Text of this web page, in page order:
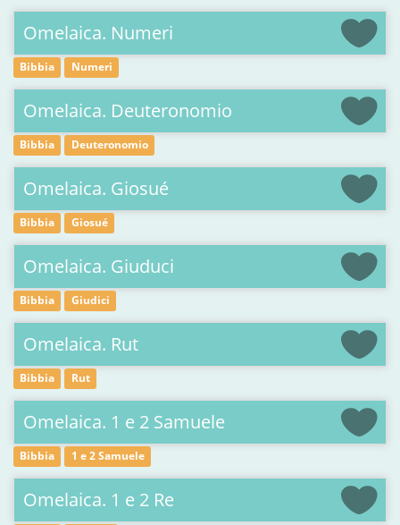
Omelaica. Numeri
Bibbia Numeri
Omelaica. Deuteronomio
Bibbia Deuteronomio
Omelaica. Giosué
Bibbia Giosué
Omelaica. Giuduci
Bibbia Giudici
Omelaica. Rut
Bibbia Rut
Omelaica. 1 e 2 Samuele
Bibbia 1 e 2 Samuele
Omelaica. 1 e 2 Re